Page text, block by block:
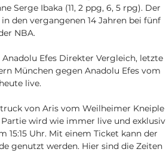
Serge Ibaka (11, 2 ppg, 6, 5 rpg). Der
den vergangenen 14 Jahren bei fünf
NBA.
Efes Direkter Vergleich, letzte
München gegen Anadolu Efes vom
heute live.
von Aris vom Weilheimer Kneiple
wird wie immer live und exklusiv
15:15 Uhr. Mit einem Ticket kann der
genutzt werden. Hier sind die Zeiten